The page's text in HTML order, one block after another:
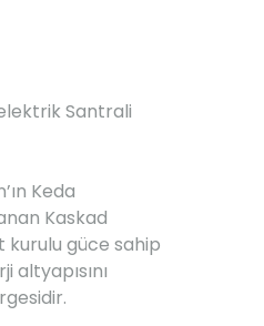
Santrali
Keda
Kaskad
kurulu güce sahip